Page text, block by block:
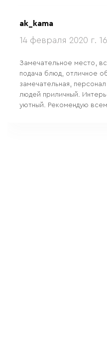
ak_kama
14 февраля 2020 г.
Замечательное место,
подача блюд, отличное
замечательная,
людей приличный.
уютный. Рекомендую